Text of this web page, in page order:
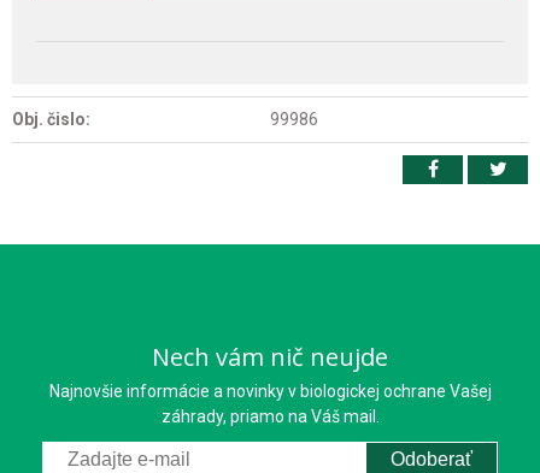
Obj. čislo: 99986
Nech vám nič neujde
Najnovšie informácie a novinky v biologickej ochrane Vašej
záhrady, priamo na Váš mail.
Odoberať